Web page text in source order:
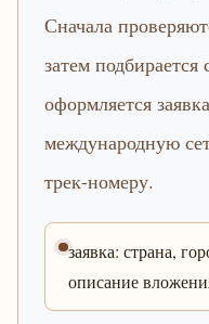
Сначала
затем подбирается
оформляется
международную
трек-номеру.
заявка: страна,
описание